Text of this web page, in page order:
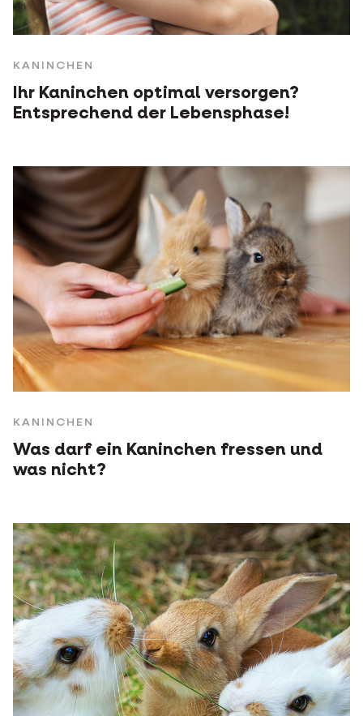
KANINCHEN
Ihr Kaninchen optimal versorgen?
Entsprechend der Lebensphase!
KANINCHEN
Was darf ein Kaninchen fressen und
was nicht?